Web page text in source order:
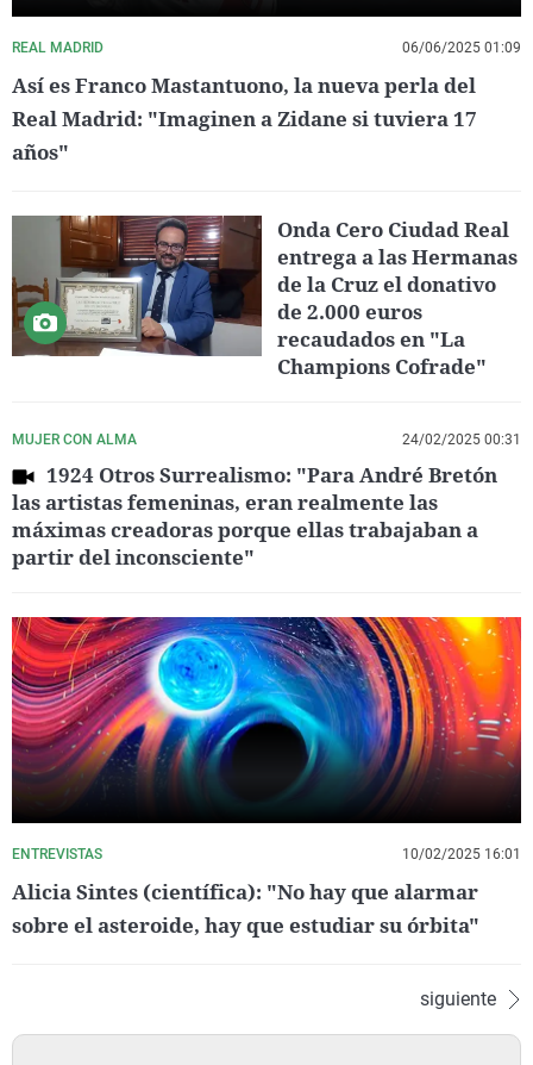
REAL MADRID 06/06/2025 01:09
Así es Franco Mastantuono, la nueva perla del
Real Madrid: "Imaginen a Zidane si tuviera 17
años"
Onda Cero Ciudad Real
entrega a las Hermanas
de la Cruz el donativo
de 2.000 euros
recaudados en "La
Champions Cofrade"
MUJER CON ALMA 24/02/2025 00:31
1924 Otros Surrealismo: "Para André Bretón
las artistas femeninas, eran realmente las
máximas creadoras porque ellas trabajaban a
partir del inconsciente"
ENTREVISTAS 10/02/2025 16:01
Alicia Sintes (científica): "No hay que alarmar
sobre el asteroide, hay que estudiar su órbita"
siguiente